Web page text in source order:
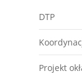
DTP
Projekt